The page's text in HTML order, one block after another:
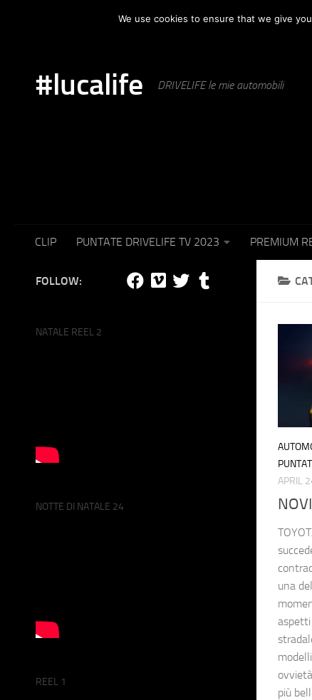
AUTOMOTIVE PUNTATE IN TV SET
#lucalife DRIVELIFE le mie automobili
CLIP PUNTATE DRIVELIFE TV 2023 PREMIUM
APRIL
una
aspetti
più
FOLLOW:
NATALE REEL 2
NOTTE DI NATALE 24
REEL 1
We use cookies to ensure that we give